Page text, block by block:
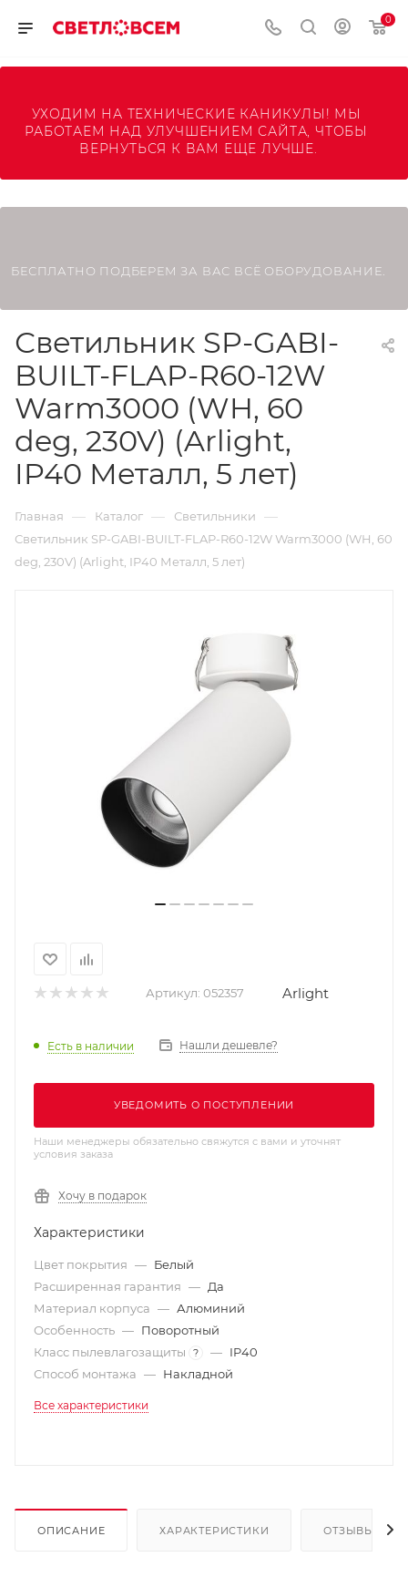
0
УХОДИМ НА ТЕХНИЧЕСКИЕ КАНИКУЛЫ! МЫ
РАБОТАЕМ НАД УЛУЧШЕНИЕМ САЙТА, ЧТОБЫ
ВЕРНУТЬСЯ К ВАМ ЕЩЕ ЛУЧШЕ.
БЕСПЛАТНО ПОДБЕРЕМ ЗА ВАС ВСЁ ОБОРУДОВАНИЕ.
Светильник SP-GABI-
BUILT-FLAP-R60-12W
Warm3000 (WH, 60
deg, 230V) (Arlight,
IP40 Металл, 5 лет)
Главная — Каталог — Светильники —
Светильник SP-GABI-BUILT-FLAP-R60-12W Warm3000 (WH, 60
deg, 230V) (Arlight, IP40 Металл, 5 лет)
Артикул: 052357 Arlight
Есть в наличии Нашли дешевле?
УВЕДОМИТЬ О ПОСТУПЛЕНИИ
Наши менеджеры обязательно свяжутся с вами и уточнят
условия заказа
Хочу в подарок
Характеристики
Цвет покрытия — Белый
Расширенная гарантия — Да
Материал корпуса — Алюминий
Особенность — Поворотный
Класс пылевлагозащиты
? — IP40
Способ монтажа — Накладной
Все характеристики
ОПИСАНИЕ ХАРАКТЕРИСТИКИ ОТЗЫВЫ